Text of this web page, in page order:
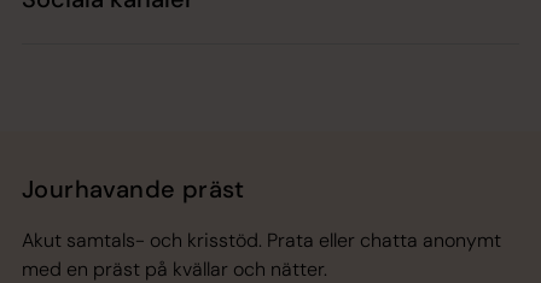
Jourhavande präst
Akut samtals- och krisstöd. Prata eller chatta anonymt
med en präst på kvällar och nätter.